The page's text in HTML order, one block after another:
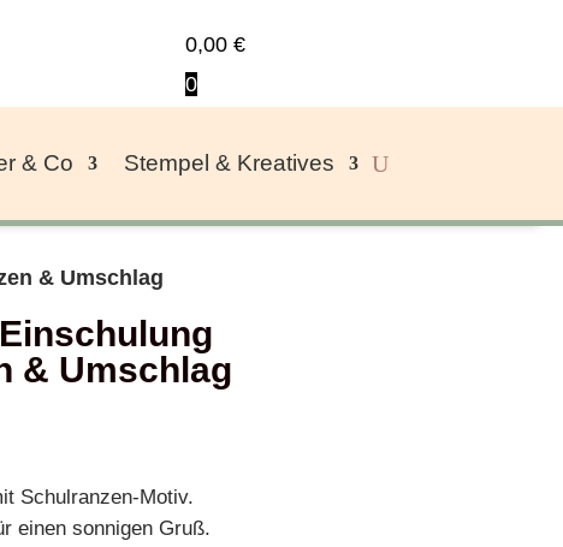
0,00€
0
& Co Stempel & Kreatives
& Umschlag
& Umschlag
Schulranzen-Motiv.
einen sonnigen Gruß.